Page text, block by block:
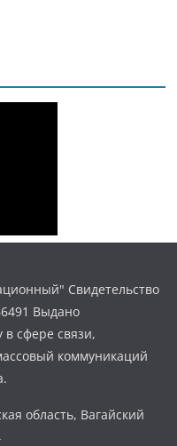
Свидетельство
Выдано
сфере связи,
коммуникаций
область, Вагайский